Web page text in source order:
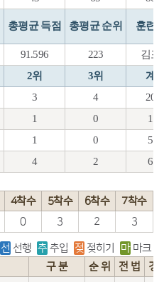
총평균 득점 총평균 순위 훈련
91.596 223 김포
2위 3위
계
3 4
20
1 0
1
1 0
5
4 2 6
4착수 5착수 6착수
7착수
0 3 2 3
선 선행 추 추입 젖 젖히기 마 마크
구 분 순 위 전 법
경